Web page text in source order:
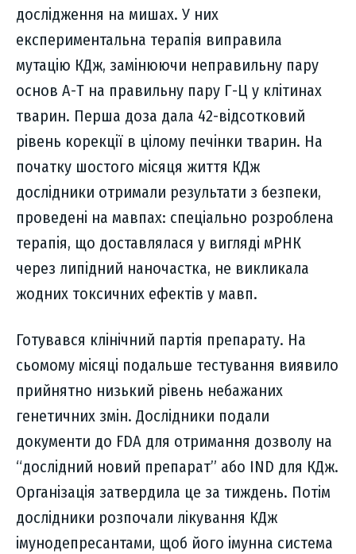
дослідження на мишах. У них
експериментальна терапія виправила
мутацію КДж, замінюючи неправильну пару
основ А-Т на правильну пару Г-Ц у клітинах
тварин. Перша доза дала 42-відсотковий
рівень корекції в цілому печінки тварин. На
початку шостого місяця життя КДж
дослідники отримали результати з безпеки,
проведені на мавпах: спеціально розроблена
терапія, що доставлялася у вигляді мРНК
через липідний наночастка, не викликала
жодних токсичних ефектів у мавп.
Готувався клінічний партія препарату. На
сьомому місяці подальше тестування виявило
прийнятно низький рівень небажаних
генетичних змін. Дослідники подали
документи до FDA для отримання дозволу на
“дослідний новий препарат” або IND для КДж.
Організація затвердила це за тиждень. Потім
дослідники розпочали лікування КДж
імунодепресантами, щоб його імунна система